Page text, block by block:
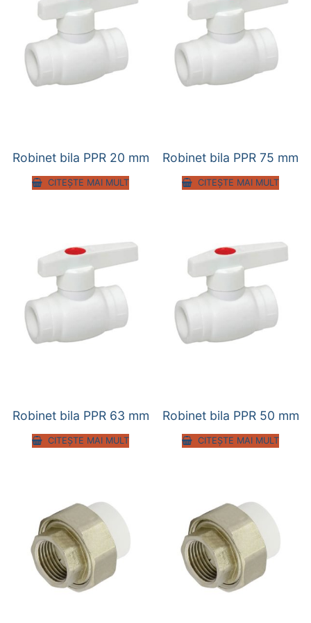
Robinet bila PPR 20 mm
CITEȘTE MAI MULT
Robinet bila PPR 75 mm
CITEȘTE MAI MULT
Robinet bila PPR 63 mm
CITEȘTE MAI MULT
Robinet bila PPR 50 mm
CITEȘTE MAI MULT